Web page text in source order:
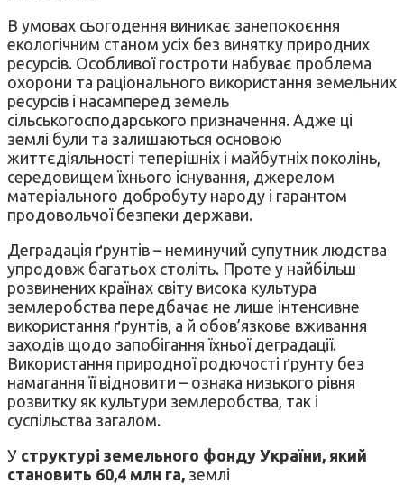
В умовах сьогодення виникає занепокоєння
екологічним станом усіх без винятку природних
ресурсів. Особливої гостроти набуває проблема
охорони та раціонального використання земельних
ресурсів і насамперед земель
сільськогосподарського призначення. Адже ці
землі були та залишаються основою
життєдіяльності теперішніх і майбутніх поколінь,
середовищем їхнього існування, джерелом
матеріального добробуту народу і гарантом
продовольчої безпеки держави.
Деградація ґрунтів – неминучий супутник людства
упродовж багатьох століть. Проте у найбільш
розвинених країнах світу висока культура
землеробства передбачає не лише інтенсивне
використання ґрунтів, а й обов’язкове вживання
заходів щодо запобігання їхньої деградації.
Використання природної родючості ґрунту без
намагання її відновити – ознака низького рівня
розвитку як культури землеробства, так і
суспільства загалом.
У структурі земельного фонду України, який
становить 60,4 млн га, землі